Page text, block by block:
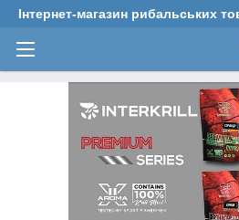
Інтернет-магазин рибальських